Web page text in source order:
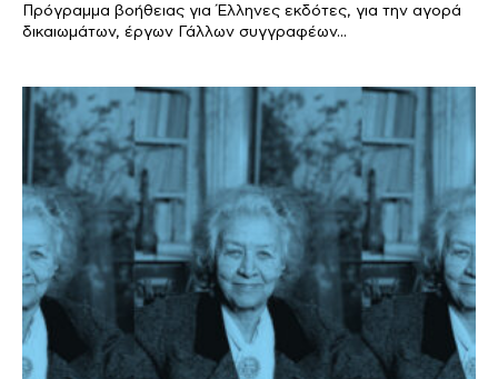
Πρόγραμμα βοήθειας για Έλληνες εκδότες, για την αγορά
δικαιωμάτων, έργων Γάλλων συγγραφέων...